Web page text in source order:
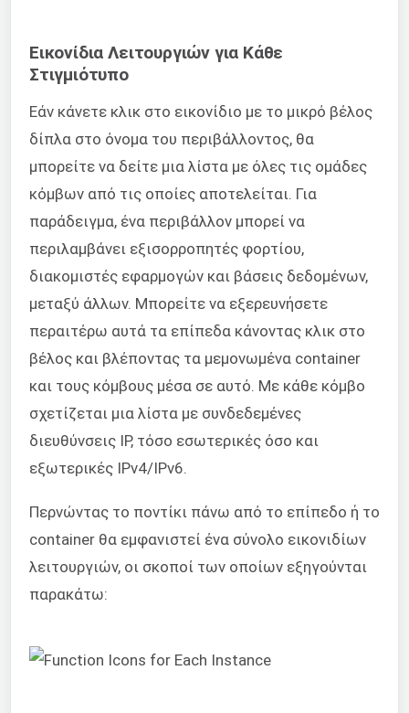
Εικονίδια Λειτουργιών για Κάθε
Στιγμιότυπο
Εάν κάνετε κλικ στο εικονίδιο με το μικρό βέλος
δίπλα στο όνομα του περιβάλλοντος, θα
μπορείτε να δείτε μια λίστα με όλες τις ομάδες
κόμβων από τις οποίες αποτελείται. Για
παράδειγμα, ένα περιβάλλον μπορεί να
περιλαμβάνει εξισορροπητές φορτίου,
διακομιστές εφαρμογών και βάσεις δεδομένων,
μεταξύ άλλων. Μπορείτε να εξερευνήσετε
περαιτέρω αυτά τα επίπεδα κάνοντας κλικ στο
βέλος και βλέποντας τα μεμονωμένα container
και τους κόμβους μέσα σε αυτό. Με κάθε κόμβο
σχετίζεται μια λίστα με συνδεδεμένες
διευθύνσεις IP, τόσο εσωτερικές όσο και
εξωτερικές IPv4/IPv6.
Περνώντας το ποντίκι πάνω από το επίπεδο ή το
container θα εμφανιστεί ένα σύνολο εικονιδίων
λειτουργιών, οι σκοποί των οποίων εξηγούνται
παρακάτω: